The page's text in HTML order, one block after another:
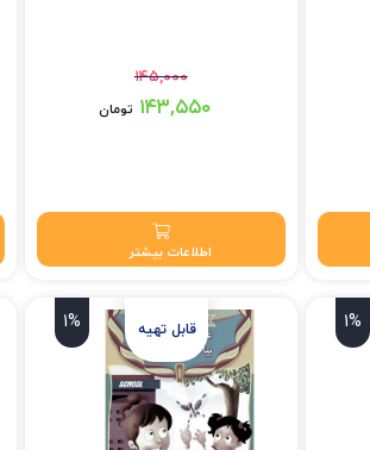
۱۴۵,۰۰۰
قیمت اصلی: ۱۴۵,۰۰۰ تومان بود.۱۴۳,۵۵۰ تومان
اطلاعات بیشتر
1%
1%